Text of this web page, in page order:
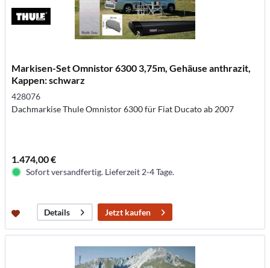
Markisen-Set Omnistor 6300 3,75m, Gehäuse anthrazit,
Kappen: schwarz
428076
Dachmarkise Thule Omnistor 6300 für Fiat Ducato ab 2007
1.474,00 €
Sofort versandfertig. Lieferzeit 2-4 Tage.
Details Jetzt kaufen